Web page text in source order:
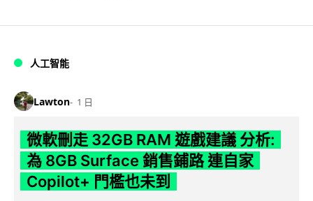
人工智能
Lawton 1 日
微軟刪走 32GB RAM 遊戲建議 分析:
為 8GB Surface 銷售鋪路 連自家
Copilot+ 門檻也未到